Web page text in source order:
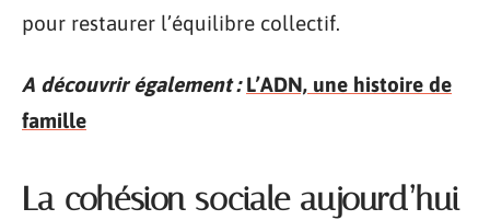
pour restaurer l’équilibre collectif.
A découvrir également : L’ADN, une histoire de
famille
La cohésion sociale aujourd’hui